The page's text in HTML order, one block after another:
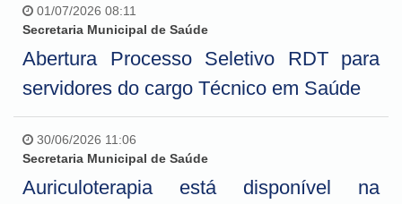
01/07/2026 08:11
Secretaria Municipal de Saúde
Abertura Processo Seletivo RDT para
servidores do cargo Técnico em Saúde
30/06/2026 11:06
Secretaria Municipal de Saúde
Auriculoterapia está disponível na